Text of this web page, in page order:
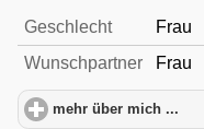
Geschlecht
Frau
Wunschpartner
Frau
mehr über mich ...